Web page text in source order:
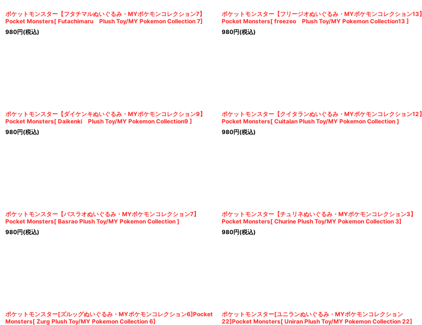
ポケットモンスター【フタチマルぬいぐるみ・MYポケモンコレクション7】
Pocket Monsters[ Futachimaru Plush Toy/MY Pokemon Collection 7]
980円(税込)
ポケットモンスター【フリージオぬいぐるみ・MYポケモンコレクション13】
Pocket Monsters[ freezeo Plush Toy/MY Pokemon Collection13 ]
980円(税込)
ポケットモンスター【ダイケンキぬいぐるみ・MYポケモンコレクション9】
Pocket Monsters[ Daikenki Plush Toy/MY Pokemon Collection9 ]
980円(税込)
ポケットモンスター【クイタランぬいぐるみ・MYポケモンコレクション12】
Pocket Monsters[ Cuitalan Plush Toy/MY Pokemon Collection ]
980円(税込)
ポケットモンスター【バスラオぬいぐるみ・MYポケモンコレクション7】
Pocket Monsters[ Basrao Plush Toy/MY Pokemon Collection ]
980円(税込)
ポケットモンスター【チュリネぬいぐるみ・MYポケモンコレクション3】
Pocket Monsters[ Churine Plush Toy/MY Pokemon Collection 3]
980円(税込)
ポケットモンスター[ズルッグぬいぐるみ・MYポケモンコレクション6]Pocket
Monsters[ Zurg Plush Toy/MY Pokemon Collection 6]
ポケットモンスター[ユニランぬいぐるみ・MYポケモンコレクション
22]Pocket Monsters[ Uniran Plush Toy/MY Pokemon Collection 22]